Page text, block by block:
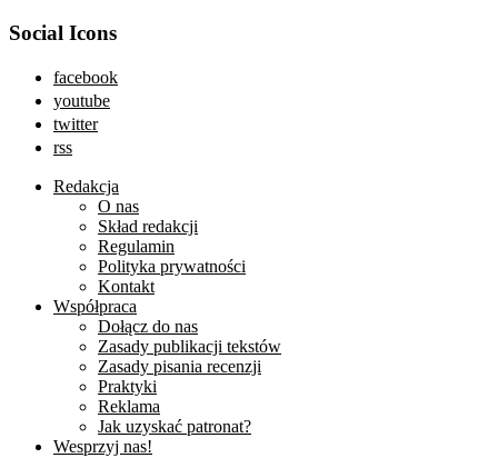
Social Icons
facebook
youtube
twitter
rss
Redakcja
O nas
Skład redakcji
Regulamin
Polityka prywatności
Kontakt
Współpraca
Dołącz do nas
Zasady publikacji tekstów
Zasady pisania recenzji
Praktyki
Reklama
Jak uzyskać patronat?
Wesprzyj nas!